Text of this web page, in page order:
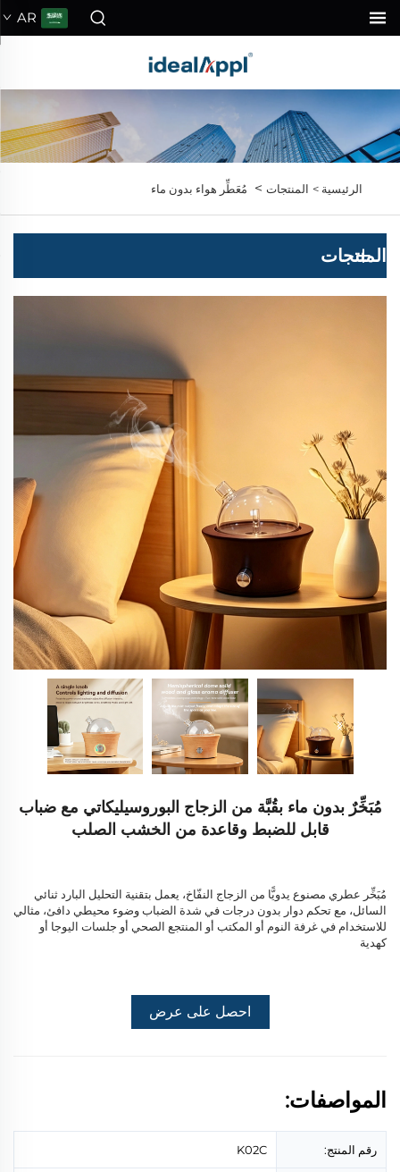
AR
الرئيسية > المنتجات> مُعَطِّر هواء بدون ماء
المنتجات
مُبَخِّرٌ بدون ماء بقُبَّة من الزجاج البوروسيليكاتي مع ضباب
قابل للضبط وقاعدة من الخشب الصلب
مُبَخِّر عطري مصنوع يدويًّا من الزجاج النفّاخ، يعمل بتقنية التحليل البارد ثنائي
السائل، مع تحكم دوار بدون درجات في شدة الضباب وضوء محيطي دافئ، مثالي
للاستخدام في غرفة النوم أو المكتب أو المنتجع الصحي أو جلسات اليوجا أو
كهدية
احصل على عرض
المواصفات:
رقم المنتج: K02C